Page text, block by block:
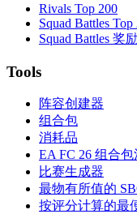
Rivals Top 200
Squad Battles Top
Squad Battles 奖励
Tools
阵容创建器
组合包
消耗品
EA FC 26 组合
比赛生成器
最物有所值的
按评分计算的最